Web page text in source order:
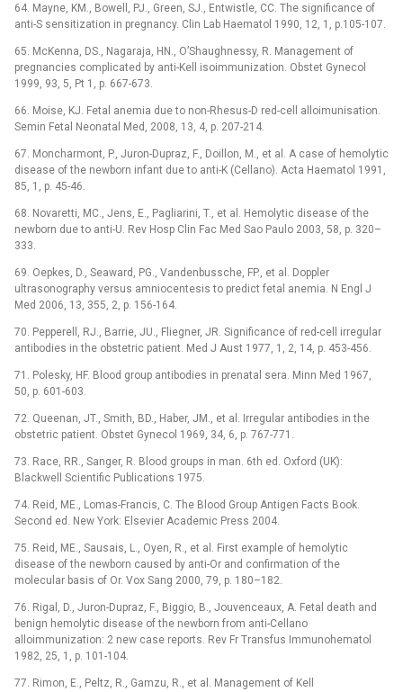
64. Mayne, KM., Bowell, PJ., Green, SJ., Entwistle, CC. The significance of
anti-S sensitization in pregnancy. Clin Lab Haematol 1990, 12, 1, p.105-107.
65. McKenna, DS., Nagaraja, HN., O’Shaughnessy, R. Management of
pregnancies complicated by anti-Kell isoimmunization. Obstet Gynecol
1999, 93, 5, Pt 1, p. 667-673.
66. Moise, KJ. Fetal anemia due to non-Rhesus-D red-cell alloimunisation.
Semin Fetal Neonatal Med, 2008, 13, 4, p. 207-214.
67. Moncharmont, P., Juron-Dupraz, F., Doillon, M., et al. A case of hemolytic
disease of the newborn infant due to anti-K (Cellano). Acta Haematol 1991,
85, 1, p. 45-46.
68. Novaretti, MC., Jens, E., Pagliarini, T., et al. Hemolytic disease of the
newborn due to anti-U. Rev Hosp Clin Fac Med Sao Paulo 2003, 58, p. 320–
333.
69. Oepkes, D., Seaward, PG., Vandenbussche, FP., et al. Doppler
ultrasonography versus amniocentesis to predict fetal anemia. N Engl J
Med 2006, 13, 355, 2, p. 156-164.
70. Pepperell, RJ., Barrie, JU., Fliegner, JR. Significance of red-cell irregular
antibodies in the obstetric patient. Med J Aust 1977, 1, 2, 14, p. 453-456.
71. Polesky, HF. Blood group antibodies in prenatal sera. Minn Med 1967,
50, p. 601-603.
72. Queenan, JT., Smith, BD., Haber, JM., et al. Irregular antibodies in the
obstetric patient. Obstet Gynecol 1969, 34, 6, p. 767-771.
73. Race, RR., Sanger, R. Blood groups in man. 6th ed. Oxford (UK):
Blackwell Scientific Publications 1975.
74. Reid, ME., Lomas-Francis, C. The Blood Group Antigen Facts Book.
Second ed. New York: Elsevier Academic Press 2004.
75. Reid, ME., Sausais, L., Oyen, R., et al. First example of hemolytic
disease of the newborn caused by anti-Or and confirmation of the
molecular basis of Or. Vox Sang 2000, 79, p. 180–182.
76. Rigal, D., Juron-Dupraz, F., Biggio, B., Jouvenceaux, A. Fetal death and
benign hemolytic disease of the newborn from anti-Cellano
alloimmunization: 2 new case reports. Rev Fr Transfus Immunohematol
1982, 25, 1, p. 101-104.
77. Rimon, E., Peltz, R., Gamzu, R., et al. Management of Kell